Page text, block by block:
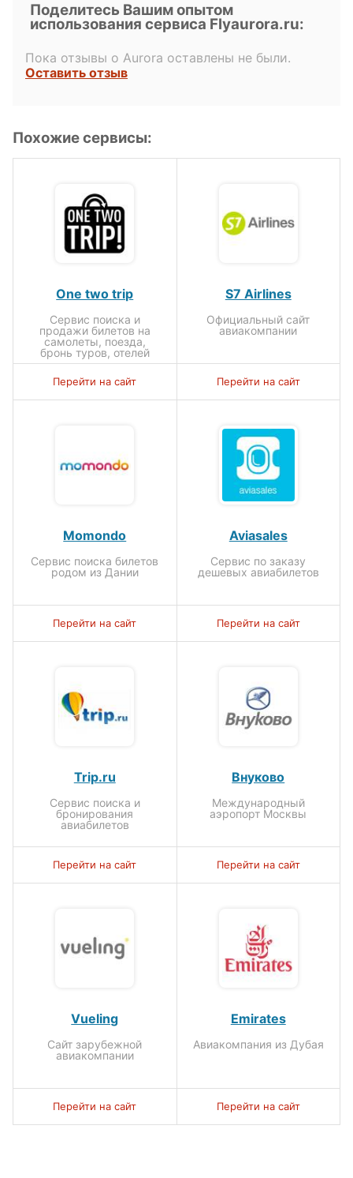
Поделитесь Вашим опытом
использования сервиса Flyaurora.ru:
Пока отзывы о Aurora оставлены не были.
Оставить отзыв
Похожие сервисы:
One two trip
Сервис поиска и
продажи билетов на
самолеты, поезда,
бронь туров, отелей
Перейти на сайт
S7 Airlines
Официальный сайт
авиакомпании
Перейти на сайт
Momondo
Сервис поиска билетов
родом из Дании
Перейти на сайт
Aviasales
Сервис по заказу
дешевых авиабилетов
Перейти на сайт
Trip.ru
Сервис поиска и
бронирования
авиабилетов
Перейти на сайт
Внуково
Международный
аэропорт Москвы
Перейти на сайт
Vueling
Сайт зарубежной
авиакомпании
Перейти на сайт
Emirates
Авиакомпания из Дубая
Перейти на сайт